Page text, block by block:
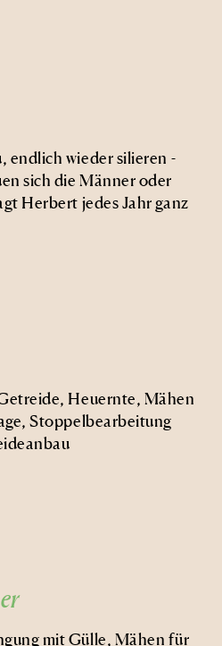
endlich wieder silieren -
sich die Männer oder
Herbert jedes Jahr ganz
Heuernte, Mähen
Stoppelbearbeitung
mit Gülle, Mähen für